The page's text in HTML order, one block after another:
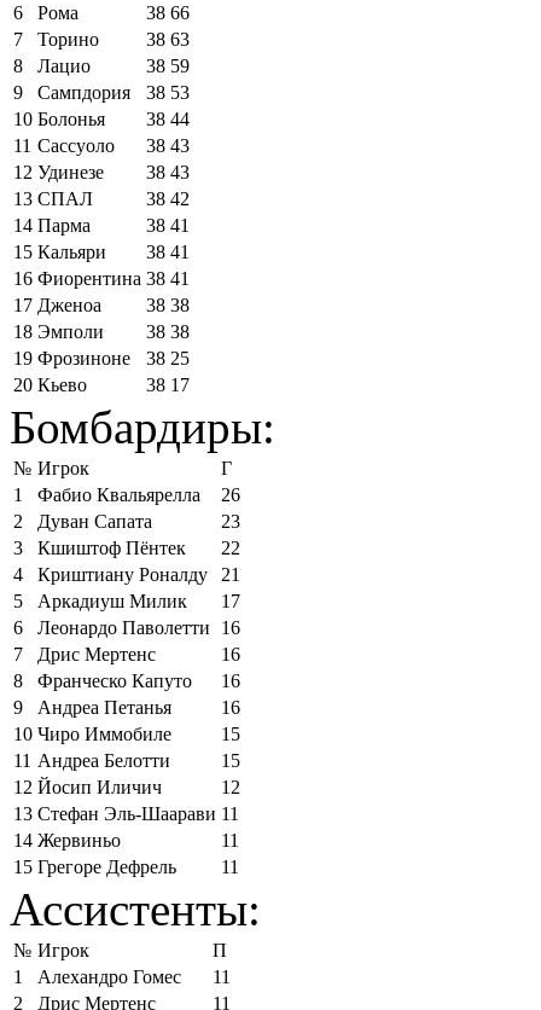
6
Рома 38 66
7
Торино 38 63
8
Лацио 38 59
9
Сампдория 38 53
10 Болонья 38 44
11 Сассуоло 38 43
12 Удинезе 38 43
13 СПАЛ 38 42
14 Парма 38 41
15 Кальяри 38 41
16 Фиорентина 38 41
17 Дженоа 38 38
18 Эмполи 38 38
19 Фрозиноне 38 25
20 Кьево 38 17
Бомбардиры:
№ Игрок
Г
1
Фабио Квальярелла
26
2
Дуван Сапата
23
3
Кшиштоф Пёнтек
22
4
Криштиану Роналду
21
5
Аркадиуш Милик
17
6
Леонардо Паволетти
16
7
Дрис Мертенс
16
8
Франческо Капуто
16
9
Андреа Петанья
16
10 Чиро Иммобиле
15
11 Андреа Белотти
15
12 Йосип Иличич
12
13 Стефан Эль-Шаарави 11
14 Жервиньо
11
15 Грегоре Дефрель 11
Ассистенты:
№ Игрок
П
1
Алехандро Гомес
11
2
Дрис Мертенс
11